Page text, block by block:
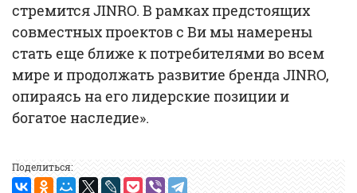
стремится JINRO. В рамках предстоящих
совместных проектов с Ви мы намерены
стать еще ближе к потребителями во всем
мире и продолжать развитие бренда JINRO,
опираясь на его лидерские позиции и
богатое наследие».
Поделиться: